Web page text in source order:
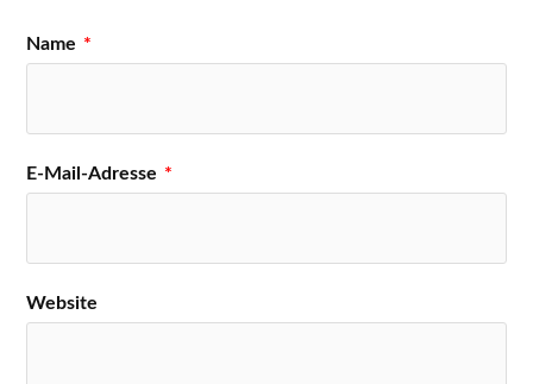
Name *
E-Mail-Adresse *
Website